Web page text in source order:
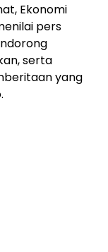
Ekonomi
pers
serta
yang